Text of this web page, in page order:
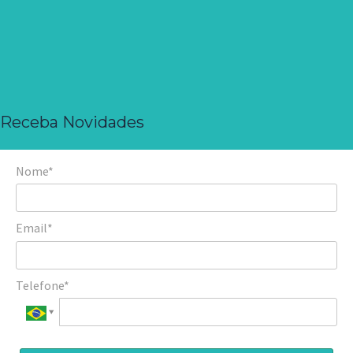
Receba Novidades
Nome*
Email*
Telefone*